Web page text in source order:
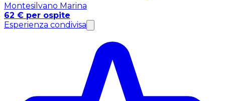
Montesilvano Marina
62 € per ospite
Esperienza condivisa